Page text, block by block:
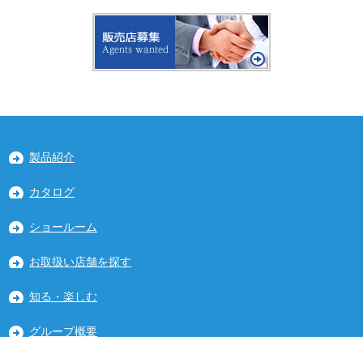
製品紹介
カタログ
ショールーム
お取扱い店舗を探す
知る・楽しむ
グループ概要